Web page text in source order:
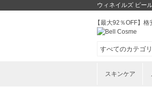
ウィネイルズ ピー
【最大92％OFF】
スキンケア